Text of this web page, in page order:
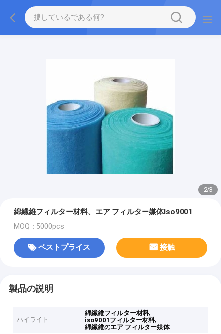
2/3
綿繊維フィルター材料、エア フィルター媒体Iso9001
MOQ：5000pcs
ベストプライス 接触
製品の説明
ハイライト
綿繊維フィルター材料,
iso9001フィルター材料,
綿繊維のエア フィルター媒体